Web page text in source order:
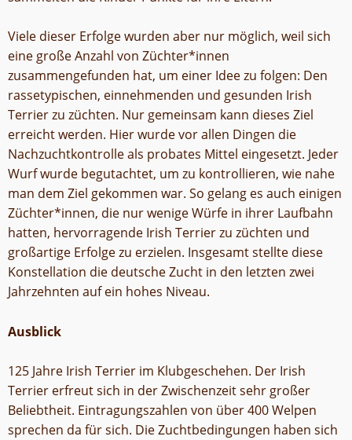
Viele dieser Erfolge wurden aber nur möglich, weil sich
eine große Anzahl von Züchter*innen
zusammengefunden hat, um einer Idee zu folgen: Den
rassetypischen, einnehmenden und gesunden Irish
Terrier zu züchten. Nur gemeinsam kann dieses Ziel
erreicht werden. Hier wurde vor allen Dingen die
Nachzuchtkontrolle als probates Mittel eingesetzt. Jeder
Wurf wurde begutachtet, um zu kontrollieren, wie nahe
man dem Ziel gekommen war. So gelang es auch einigen
Züchter*innen, die nur wenige Würfe in ihrer Laufbahn
hatten, hervorragende Irish Terrier zu züchten und
großartige Erfolge zu erzielen. Insgesamt stellte diese
Konstellation die deutsche Zucht in den letzten zwei
Jahrzehnten auf ein hohes Niveau.
Ausblick
125 Jahre Irish Terrier im Klubgeschehen. Der Irish
Terrier erfreut sich in der Zwischenzeit sehr großer
Beliebtheit. Eintragungszahlen von über 400 Welpen
sprechen da für sich. Die Zuchtbedingungen haben sich